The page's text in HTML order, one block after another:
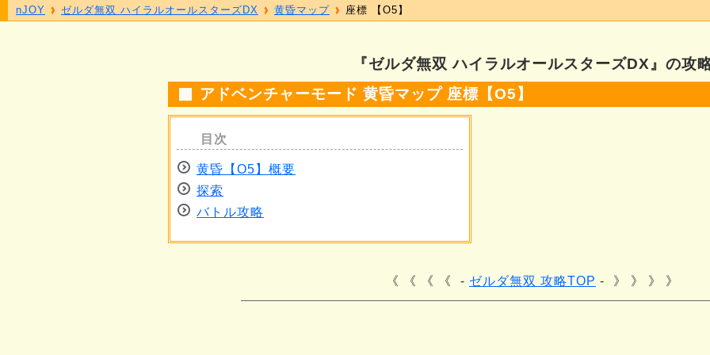
『ゼルダ無双 ハイラルオールスターズDX』の攻
アドベンチャーモード 黄昏マップ 座標【O5】
黄昏【O5】概要
探索
バトル攻略
《 《 《 ゼルダ無双 攻略TOP 》 》 》
nJOY ゼルダ無双 ハイラルオールスターズDX 黄昏マップ 座標 【O5】